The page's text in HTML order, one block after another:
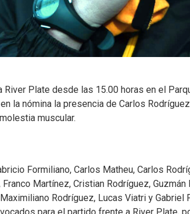
River Plate desde las 15.00 horas en el
la nómina la presencia de Carlos
muscular.
Formiliano, Carlos Matheu, Carlos
Martínez, Cristian Rodríguez,
Rodríguez, Lucas Viatri y Gabriel